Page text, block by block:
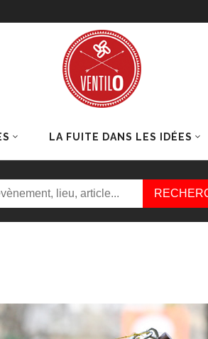
LA FUITE DANS LES IDÉES